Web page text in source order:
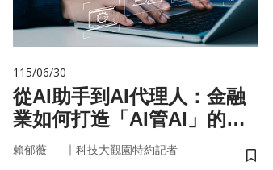
115/06/30
從AI助手到AI代理人：金融
業如何打造「AI管AI」的新
治理模式？
賴郁薇 ｜ 科技大觀園特約記者
儲